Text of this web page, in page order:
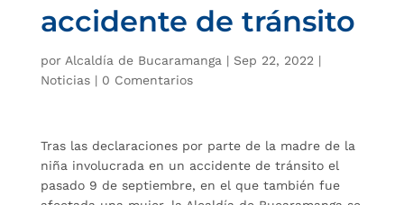
accidente de tránsito
por Alcaldía de Bucaramanga | Sep 22, 2022 |
Noticias| 0 Comentarios
Tras las declaraciones por parte de la madre de la
niña involucrada en un accidente de tránsito el
pasado 9 de septiembre, en el que también fue